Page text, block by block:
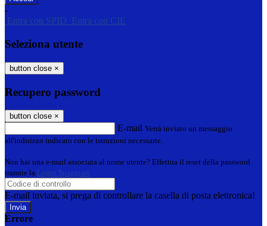
-
Entra con SPID
Entra con CIE
Seleziona utente
button close ×
Recupero password
button close ×
E-mail Verrà inviato un messaggio
all'indirizzo indicato con le istruzioni necessarie.
Non hai una e-mail associata al nome utente? Effettua il reset della password
tramite la Login Spaggiari
E-mail inviata, si prega di controllare la casella di posta elettronica!
Errore